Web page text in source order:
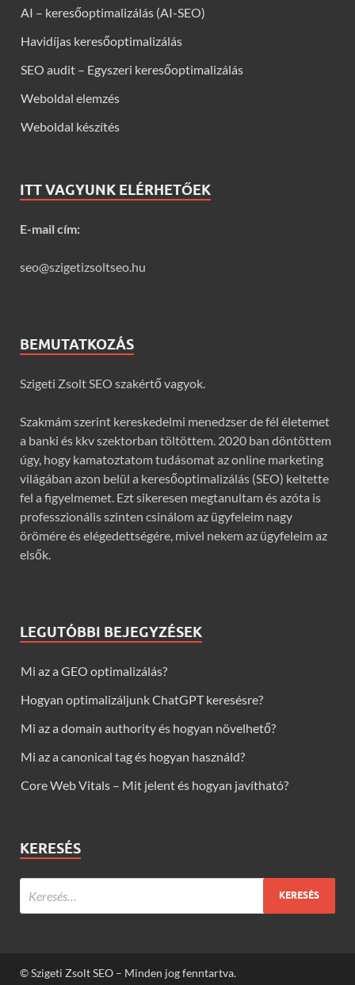
AI – keresőoptimalizálás (AI-SEO)
Havidíjas keresőoptimalizálás
SEO audit – Egyszeri keresőoptimalizálás
Weboldal elemzés
Weboldal készítés
ITT VAGYUNK ELÉRHETŐEK
E-mail cím:
seo@szigetizsoltseo.hu
BEMUTATKOZÁS
Szigeti Zsolt SEO szakértő vagyok.
Szakmám szerint kereskedelmi menedzser de fél életemet
a banki és kkv szektorban töltöttem. 2020 ban döntöttem
úgy, hogy kamatoztatom tudásomat az online marketing
világában azon belül a keresőoptimalizálás (SEO) keltette
fel a figyelmemet. Ezt sikeresen megtanultam és azóta is
professzionális szinten csinálom az ügyfeleim nagy
örömére és elégedettségére, mivel nekem az ügyfeleim az
elsők.
LEGUTÓBBI BEJEGYZÉSEK
Mi az a GEO optimalizálás?
Hogyan optimalizáljunk ChatGPT keresésre?
Mi az a domain authority és hogyan növelhető?
Mi az a canonical tag és hogyan használd?
Core Web Vitals – Mit jelent és hogyan javítható?
KERESÉS
© Szigeti Zsolt SEO – Minden jog fenntartva.